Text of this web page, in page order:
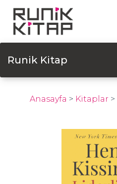
Runik Kitap
Anasayfa > Kitaplar >